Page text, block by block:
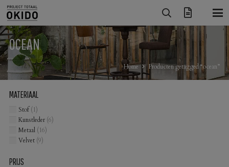
OCEAN
Home Producten getagged “ocean”
MATERIAAL
Stof (1)
Kunstleder (6)
Metaal (16)
Velvet (9)
PRIJS